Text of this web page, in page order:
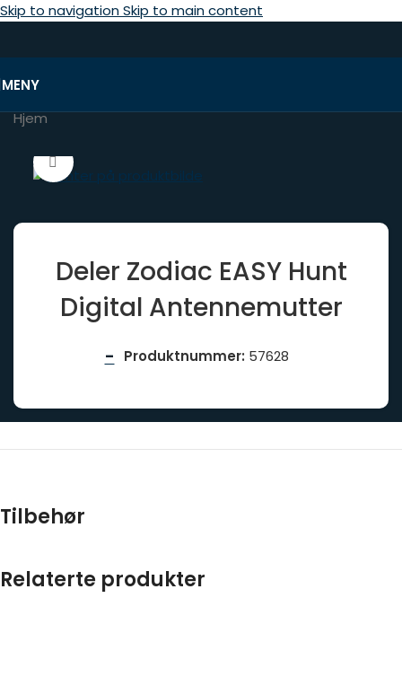
Skip to navigationSkip to main content
MENY
Hjem
Click to enlarge
Deler Zodiac EASY Hunt
Digital Antennemutter
- Produktnummer: 57628
Tilbehør
Relaterte produkter